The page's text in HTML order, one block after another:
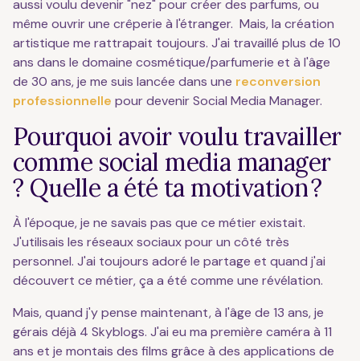
aussi voulu devenir "nez" pour créer des parfums, ou
même ouvrir une crêperie à l'étranger. Mais, la création
artistique me rattrapait toujours. J'ai travaillé plus de 10
ans dans le domaine cosmétique/parfumerie et à l'âge
de 30 ans, je me suis lancée dans une reconversion
professionnelle pour devenir Social Media Manager.
Pourquoi avoir voulu travailler
comme social media manager
? Quelle a été ta motivation ?
À l'époque, je ne savais pas que ce métier existait.
J'utilisais les réseaux sociaux pour un côté très
personnel. J'ai toujours adoré le partage et quand j'ai
découvert ce métier, ça a été comme une révélation.
Mais, quand j'y pense maintenant, à l'âge de 13 ans, je
gérais déjà 4 Skyblogs. J'ai eu ma première caméra à 11
ans et je montais des films grâce à des applications de